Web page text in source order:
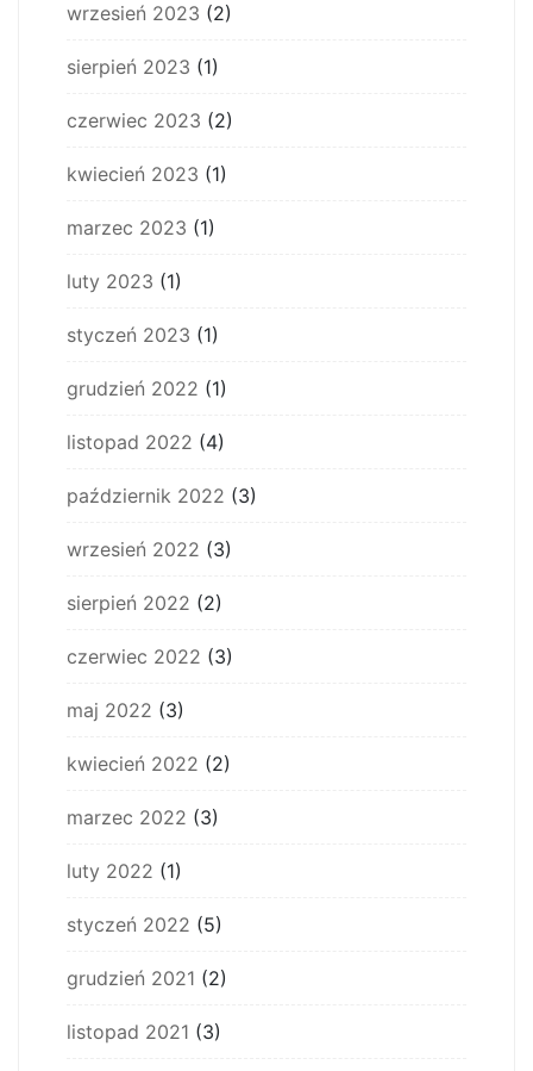
wrzesień 2023 (2)
sierpień 2023 (1)
czerwiec 2023 (2)
kwiecień 2023 (1)
marzec 2023 (1)
luty 2023 (1)
styczeń 2023 (1)
grudzień 2022 (1)
listopad 2022 (4)
październik 2022 (3)
wrzesień 2022 (3)
sierpień 2022 (2)
czerwiec 2022 (3)
maj 2022 (3)
kwiecień 2022 (2)
marzec 2022 (3)
luty 2022 (1)
styczeń 2022 (5)
grudzień 2021 (2)
listopad 2021 (3)